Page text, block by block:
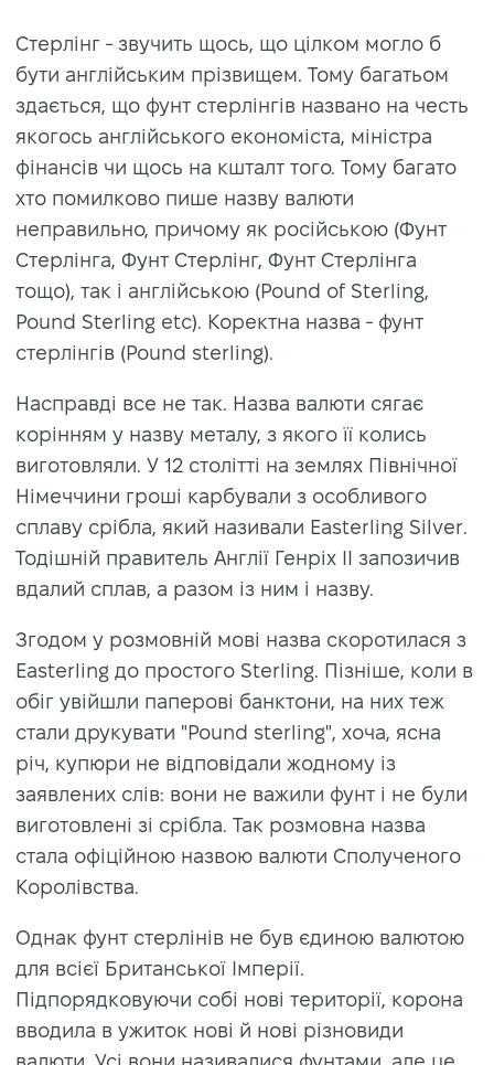
Стерлінг - звучить щось, що цілком могло б
бути англійським прізвищем. Тому багатьом
здається, що фунт стерлінгів названо на честь
якогось англійського економіста, міністра
фінансів чи щось на кшталт того. Тому багато
хто помилково пише назву валюти
неправильно, причому як російською (Фунт
Стерлінга, Фунт Стерлінг, Фунт Стерлінга
тощо), так і англійською (Pound of Sterling,
Pound Sterling etc). Коректна назва - фунт
стерлінгів (Pound sterling).
Насправді все не так. Назва валюти сягає
корінням у назву металу, з якого її колись
виготовляли. У 12 столітті на землях Північної
Німеччини гроші карбували з особливого
сплаву срібла, який називали Easterling Silver.
Тодішній правитель Англії Генріх II запозичив
вдалий сплав, а разом із ним і назву.
Згодом у розмовній мові назва скоротилася з
Easterling до простого Sterling. Пізніше, коли в
обіг увійшли паперові банктони, на них теж
стали друкувати "Pound sterling", хоча, ясна
річ, купюри не відповідали жодному із
заявлених слів: вони не важили фунт і не були
виготовлені зі срібла. Так розмовна назва
стала офіційною назвою валюти Сполученого
Королівства.
Однак фунт стерлінів не був єдиною валютою
для всієї Британської Імперії.
Підпорядковуючи собі нові території, корона
вводила в ужиток нові й нові різновиди